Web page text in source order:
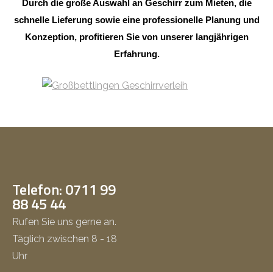
Durch die große Auswahl an Geschirr zum Mieten, die
schnelle Lieferung sowie eine professionelle Planung und
Konzeption, profitieren Sie von unserer langjährigen
Erfahrung.
Telefon: 0711 99
88 45 44
Rufen Sie uns gerne an.
Täglich zwischen 8 - 18
Uhr